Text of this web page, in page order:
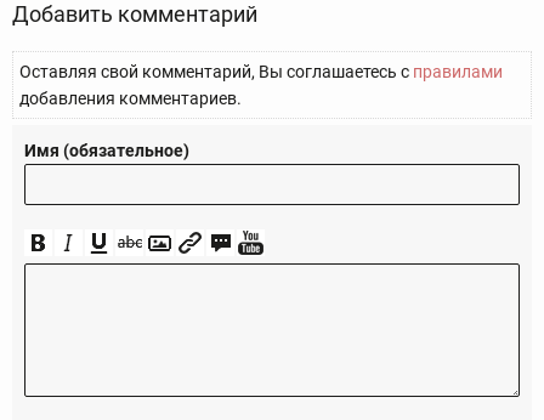
Добавить комментарий
Оставляя свой комментарий, Вы соглашаетесь с правилами
добавления комментариев.
Имя (обязательное)